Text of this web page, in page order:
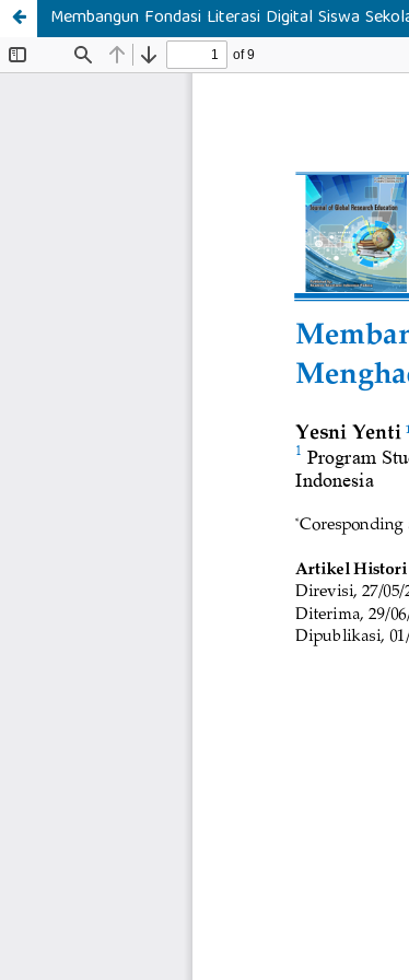
Membangun Fondasi Literasi Digital Siswa